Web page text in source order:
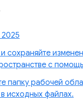
сохраняйте
с
папку рабочей
исходных файлах.